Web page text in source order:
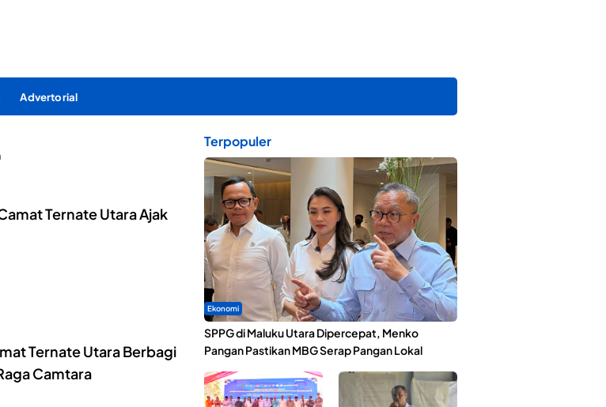
Advertorial
Ternate Utara Ajak
Ternate Utara Berbagi
Camtara
Terpopuler
Ekonomi
SPPG di Maluku Utara Dipercepat, Menko
Pangan Pastikan MBG Serap Pangan Lokal